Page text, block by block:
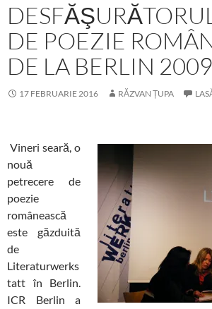
DE POEZIE
DE LA BERLIN
17 FEBRUARIE 2016 RĂZVAN ȚUPA
Vineri seară, o
nouă
petrecere de
poezie
românească
este găzduită
de
Literaturwerks
tatt în Berlin.
ICR Berlin a